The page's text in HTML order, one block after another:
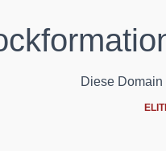
Diese Domain